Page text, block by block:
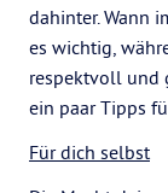
dahinter. Wann
es wichtig,
respektvoll und
ein paar Tipps
Für dich selbst